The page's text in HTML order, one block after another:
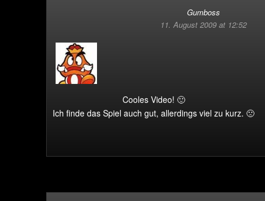
Gumboss
11. August 2009 at 12:52
Cooles Video! 🙂
Ich finde das Spiel auch gut, allerdings viel zu kurz. 🙁